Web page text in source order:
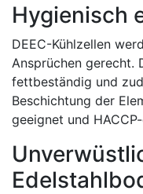
Hygienisch
DEEC-Kühlzellen
Ansprüchen gerecht.
fettbeständig und
Beschichtung der
geeignet und